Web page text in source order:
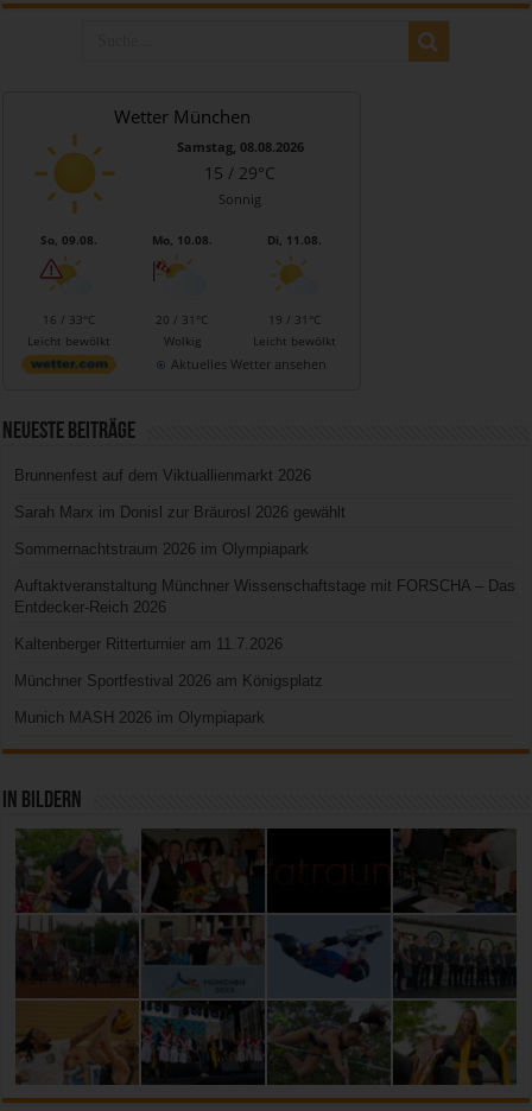
Wetter München
Samstag, 08.08.2026
15 / 29°C
Sonnig
So, 09.08.
16 / 33°C
Leicht bewölkt
Mo, 10.08.
20 / 31°C
Wolkig
Di, 11.08.
19 / 31°C
Leicht bewölkt
Aktuelles Wetter ansehen
Neueste Beiträge
Brunnenfest auf dem Viktuallienmarkt 2026
Sarah Marx im Donisl zur Bräurosl 2026 gewählt
Sommernachtstraum 2026 im Olympiapark
Auftaktveranstaltung Münchner Wissenschaftstage mit FORSCHA – Das
Entdecker-Reich 2026
Kaltenberger Ritterturnier am 11.7.2026
Münchner Sportfestival 2026 am Königsplatz
Munich MASH 2026 im Olympiapark
In Bildern